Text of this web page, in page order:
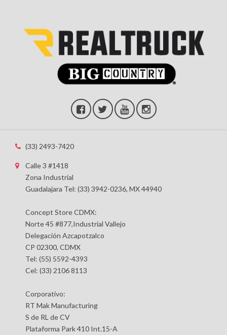
(33) 2493-7420
Calle 3 #1418
Zona Industrial
Guadalajara Tel: (33) 3942-0236, MX 44940
Concept Store CDMX:
Norte 45 #877,Industrial Vallejo
Delegación Azcapotzalco
CP 02300, CDMX
Tel: (55) 5592-4393
Cel: (33) 2106 8113
Corporativo:
RT Mak Manufacturing
S de RL de CV
Plataforma Park 410 Int.15-A